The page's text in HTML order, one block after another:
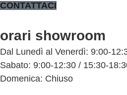
CONTATTACI
orari showroom
Dal Lunedì al Venerdì: 9:00-
Sabato: 9:00-12:30 / 15:30-
Domenica: Chiuso